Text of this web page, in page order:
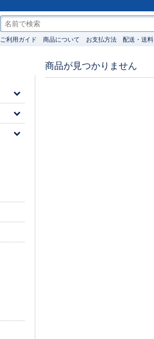
ご利用ガイド 商品について お支払方法 配送・送料
商品が見つかりません